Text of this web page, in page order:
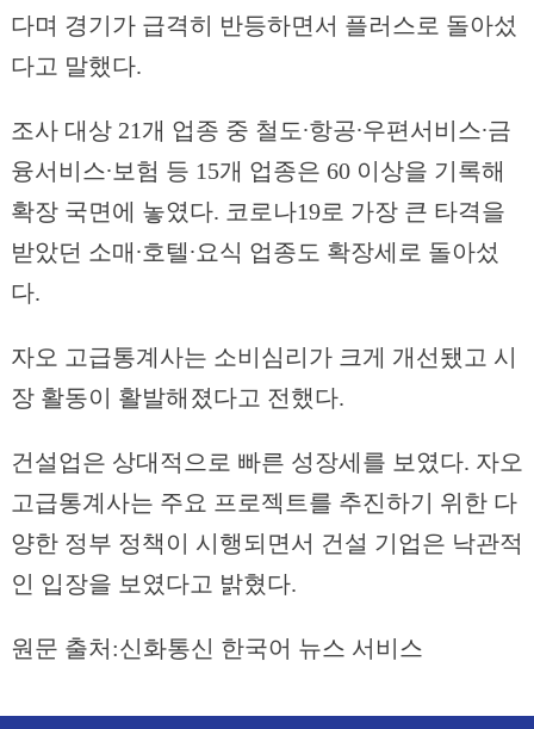
다며 경기가 급격히 반등하면서 플러스로 돌아섰
다고 말했다.
조사 대상 21개 업종 중 철도∙항공∙우편서비스∙금
융서비스∙보험 등 15개 업종은 60 이상을 기록해
확장 국면에 놓였다. 코로나19로 가장 큰 타격을
받았던 소매∙호텔∙요식 업종도 확장세로 돌아섰
다.
자오 고급통계사는 소비심리가 크게 개선됐고 시
장 활동이 활발해졌다고 전했다.
건설업은 상대적으로 빠른 성장세를 보였다. 자오
고급통계사는 주요 프로젝트를 추진하기 위한 다
양한 정부 정책이 시행되면서 건설 기업은 낙관적
인 입장을 보였다고 밝혔다.
원문 출처:신화통신 한국어 뉴스 서비스